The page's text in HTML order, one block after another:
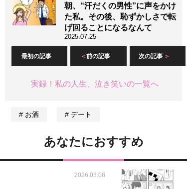
朝、“汗だくの男性”に声をかけ
た私。その後、恥ずかしさで転
げ回ることになるなんて
2025.07.25
最初の記事 前の記事 次の記事
実録！私の人生、泣き笑いの一覧へ
お酒 デート
あなたにおすすめ
2026.03.08